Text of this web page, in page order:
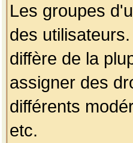
Les groupes
des
diffère de la
assigner des
différents
etc.